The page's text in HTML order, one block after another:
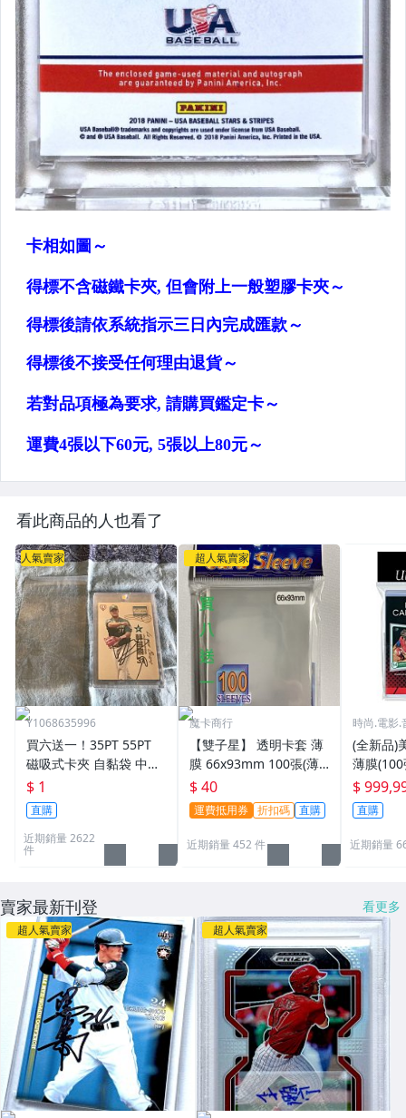
看此商品的人也看了
人氣賣家
Y1068635996
買六送一！35PT 55PT
磁吸式卡夾 自黏袋 中華
職棒球員卡 遊戲王 寶可
夢PTCG 漫威 ultra pro
可用
$ 1
直購
近期銷量 2622
件
超人氣賣家
魔卡商行
【雙子星】 透明卡套 薄
膜 66x93mm 100張(薄)
適用 BBM MLB Topps C
PBL 球員卡
$ 40
運費抵用券 折扣碼 直購
近期銷量 452 件
時尚.電影.
(全新品)
薄膜
次到貨
$
直購
近期銷量
賣家最新刊登 看更多
超人氣賣家 超人氣賣家